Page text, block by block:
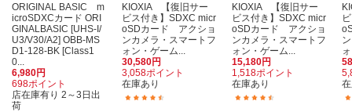
ORIGINAL BASIC m
icroSDXCカード ORI
GINALBASIC [UHS-I/
U3/V30/A2] OBB-MS
D1-128-BK [Class1
0...
6,980円
698ポイント
店在庫有り 2～3日出
荷
KIOXIA 【復旧サー
ビス付き】SDXC micr
oSDカード アクショ
ンカメラ・スマートフ
ォン・ゲーム...
30,580円
3,058ポイント
在庫あり
KIOXIA 【復旧サー
ビス付き】SDXC micr
oSDカード アクショ
ンカメラ・スマートフ
ォン・ゲーム...
15,180円
1,518ポイント
在庫あり